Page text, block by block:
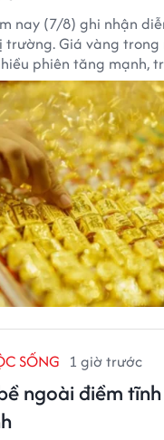
nay (7/8) ghi nhận
trường. Giá vàng
phiên tăng mạnh,
tục suy yếu dù tỷ
SỐNG 1 giờ trước
ngoài điềm